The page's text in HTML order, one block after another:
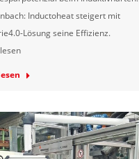
Inductoheat steigert mit
Lösung seine Effizienz.